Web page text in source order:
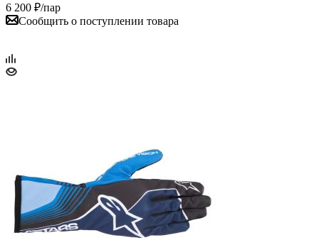
6 200 ₽/пар
Сообщить о поступлении товара